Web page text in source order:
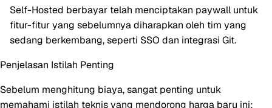
Self-Hosted berbayar telah menciptakan paywall untuk
fitur-fitur yang sebelumnya diharapkan oleh tim yang
sedang berkembang, seperti SSO dan integrasi Git.
Penjelasan Istilah Penting
Sebelum menghitung biaya, sangat penting untuk
memahami istilah teknis yang mendorong harga baru ini: